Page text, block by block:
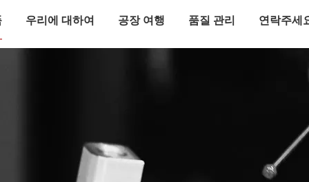
우리에 대하여 공장 여행 품질 관리 연락주세